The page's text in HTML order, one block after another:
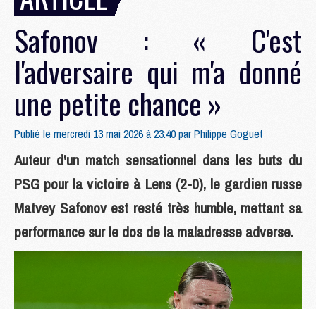
Safonov : « C'est
l'adversaire qui m'a donné
une petite chance »
Publié le mercredi 13 mai 2026 à 23:40 parPhilippe Goguet
Auteur d'un match sensationnel dans les buts du
PSG pour la victoire à Lens (2-0), le gardien russe
Matvey Safonov est resté très humble, mettant sa
performance sur le dos de la maladresse adverse.